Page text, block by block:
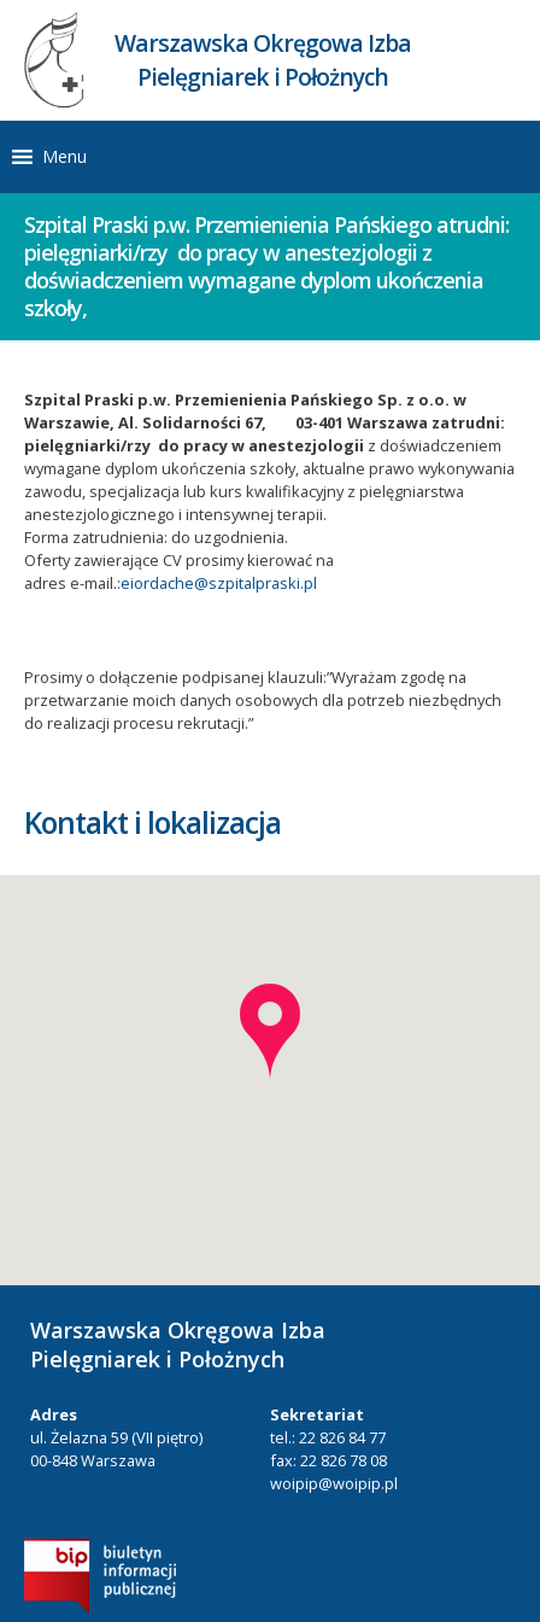
Warszawska Okręgowa Izba
Pielęgniarek i Położnych
Menu
Szpital Praski p.w. Przemienienia Pańskiego atrudni:
pielęgniarki/rzy do pracy w anestezjologii z
doświadczeniem wymagane dyplom ukończenia
szkoły,
Szpital Praski p.w. Przemienienia Pańskiego Sp. z o.o. w
Warszawie, Al. Solidarności 67, 03-401 Warszawa zatrudni:
pielęgniarki/rzy do pracy w anestezjologii z doświadczeniem
wymagane dyplom ukończenia szkoły, aktualne prawo wykonywania
zawodu, specjalizacja lub kurs kwalifikacyjny z pielęgniarstwa
anestezjologicznego i intensywnej terapii.
Forma zatrudnienia: do uzgodnienia.
Oferty zawierające CV prosimy kierować na
adres e-mail.:eiordache@szpitalpraski.pl
Prosimy o dołączenie podpisanej klauzuli:”Wyrażam zgodę na
przetwarzanie moich danych osobowych dla potrzeb niezbędnych
do realizacji procesu rekrutacji.”
Kontakt i lokalizacja
Warszawska Okręgowa Izba
Pielęgniarek i Położnych
Adres
ul. Żelazna 59 (VII piętro)
00-848 Warszawa
Sekretariat
tel.: 22 826 84 77
fax: 22 826 78 08
woipip@woipip.pl